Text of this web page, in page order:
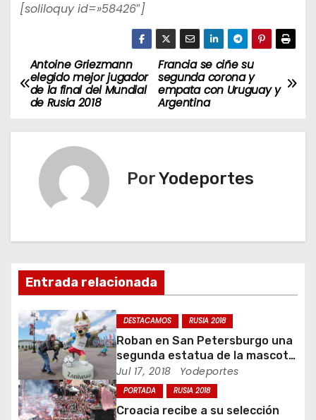
[soliloquy id=»58426″]
N
a
v
c
ó
n
d
e
Francia se ciñe su
segunda corona y
empata con Uruguay y
Argentina
Antoine Griezmann
elegido mejor jugador
de la final del Mundial
de Rusia 2018
PorYodeportes
Entrada relacionada
DESTACAMOS RUSIA 2018
Roban en San Petersburgo una
segunda estatua de la mascota
del Mundial 2018
Jul 17, 2018 Yodeportes
PORTADA RUSIA 2018
Croacia recibe a su selección